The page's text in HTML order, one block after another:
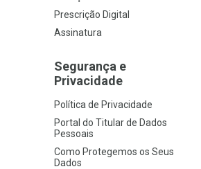
Prescrição Digital
Assinatura
Segurança e
Privacidade
Política de Privacidade
Portal do Titular de Dados
Pessoais
Como Protegemos os Seus
Dados